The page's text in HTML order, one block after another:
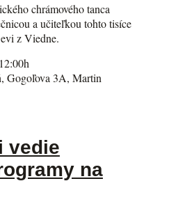
chrámového tanca
a učiteľkou tohto tisíce
z Viedne.
Gogoľova 3A, Martin
vedie
na